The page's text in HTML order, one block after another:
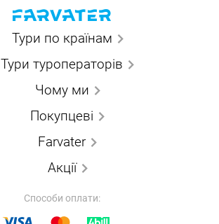
Тури по країнам
Тури туроператорів
Чому ми
Покупцеві
Farvater
Акції
Способи оплати: